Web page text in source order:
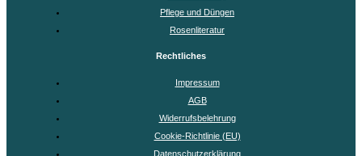
Pflege und Düngen
Rosenliteratur
Rechtliches
Impressum
AGB
Widerrufsbelehrung
Cookie-Richtlinie (EU)
Datenschutzerklärung